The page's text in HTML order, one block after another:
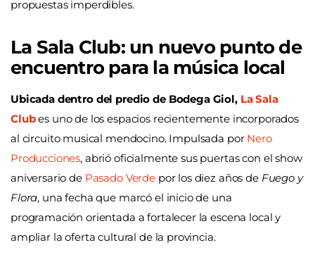
propuestas imperdibles.
La Sala Club: un nuevo punto de
encuentro para la música local
Ubicada dentro del predio de Bodega Giol, La Sala
Clubes uno de los espacios recientemente incorporados
al circuito musical mendocino. Impulsada por Nero
Producciones, abrió oficialmente sus puertas con el show
aniversario de Pasado Verdepor los diez años de Fuego y
Flora, una fecha que marcó el inicio de una
programación orientada a fortalecer la escena local y
ampliar la oferta cultural de la provincia.